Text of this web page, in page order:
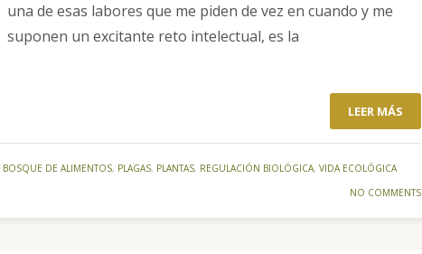
una de esas labores que me piden de vez en cuando y me
suponen un excitante reto intelectual, es la
LEER MÁS
BOSQUE DE ALIMENTOS, PLAGAS, PLANTAS, REGULACIÓN BIOLÓGICA, VIDA ECOLÓGICA
NO COMMENTS